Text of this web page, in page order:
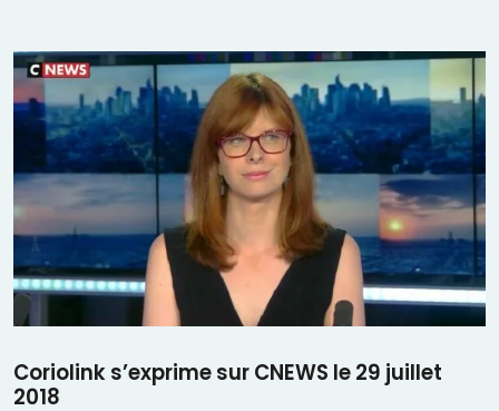
Coriolink s’exprime sur CNEWS le 29 juillet
2018